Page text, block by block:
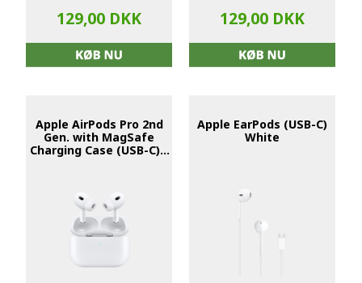
129,00 DKK 129,00 DKK
Apple AirPods Pro 2nd
Gen. with MagSafe
Charging Case (USB-C) -
Apple EarPods (USB-C)
White